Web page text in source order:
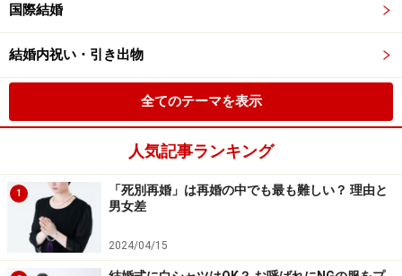
国際結婚
結婚内祝い・引き出物
全てのテーマを表示
人気記事ランキング
1
「死別再婚」は再婚の中でも最も難しい？ 理由と
男女差
2024/04/15